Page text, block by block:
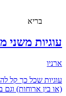
בריא
עוגיות משני
ארניו
עוגיות שכל כך קל
(או בין ארוחות)